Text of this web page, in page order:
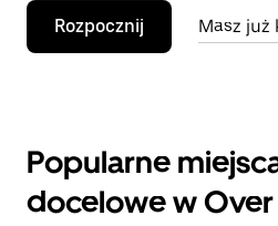
Rozpocznij Masz już
Popularne
docelowe w Over